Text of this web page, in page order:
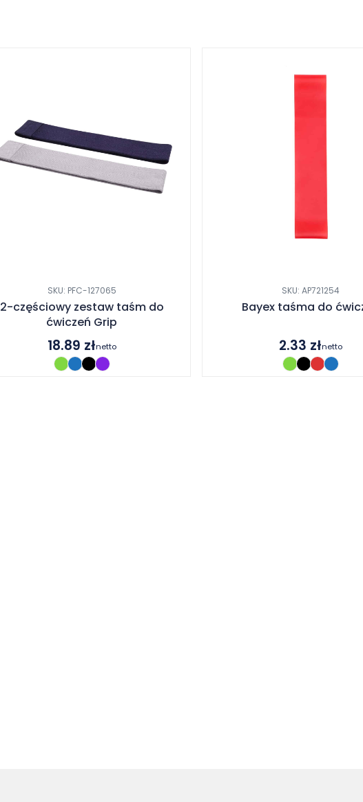
SKU: PFC-127065
2-częściowy zestaw taśm do
ćwiczeń Grip
18.89 złnetto
SKU: AP721254
Bayex taśma do
2.33 złnetto